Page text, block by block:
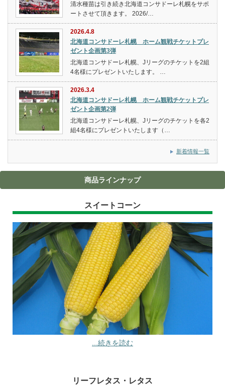
清水種苗は引き続き北海道コンサドーレ札幌をサポ
ートさせて頂きます。 2026/…
2026.4.8
北海道コンサドーレ札幌 ホーム観戦チケットプレ
ゼント企画第3弾
北海道コンサドーレ札幌、Jリーグのチケットを2組
4名様にプレゼントいたします。 …
2026.3.4
北海道コンサドーレ札幌 ホーム観戦チケットプレ
ゼント企画第2弾
北海道コンサドーレ札幌、Jリーグのチケットを各2
組4名様にプレゼントいたします（…
新着情報一覧
商品ラインナップ
スイートコーン
...続きを読む
リーフレタス・レタス